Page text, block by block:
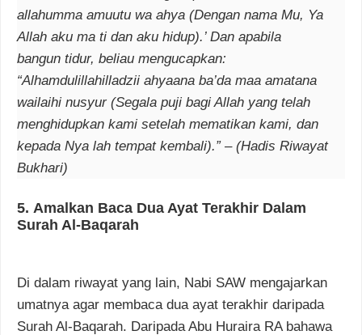
allahumma amuutu wa ahya (Dengan nama Mu, Ya
Allah aku ma ti dan aku hidup).’ Dan apabila
bangun tidur, beliau mengucapkan:
“Alhamdulillahilladzii ahyaana ba’da maa amatana
wailaihi nusyur (Segala puji bagi Allah yang telah
menghidupkan kami setelah mematikan kami, dan
kepada Nya lah tempat kembali).” – (Hadis Riwayat
Bukhari)
5. Amalkan Baca Dua Ayat Terakhir Dalam
Surah Al-Baqarah
Di dalam riwayat yang lain, Nabi SAW mengajarkan
umatnya agar membaca dua ayat terakhir daripada
Surah Al-Baqarah. Daripada Abu Huraira RA bahawa